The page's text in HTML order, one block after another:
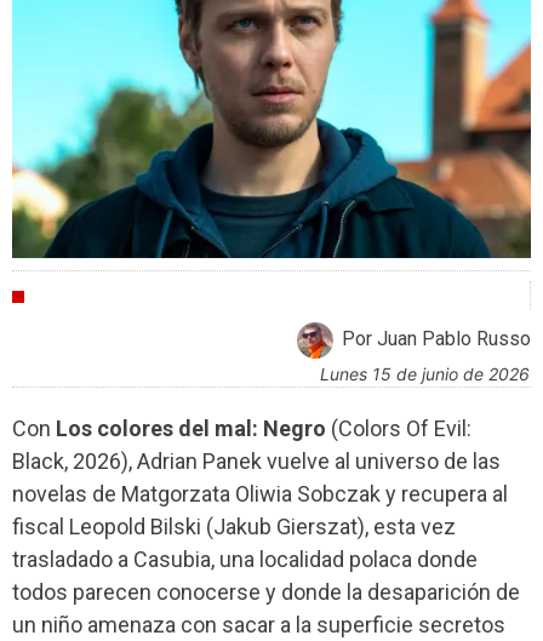
Por Juan Pablo Russo
lunes 15 de junio de 2026
Con Los colores del mal: Negro (Colors Of Evil:
Black, 2026), Adrian Panek vuelve al universo de las
novelas de Matgorzata Oliwia Sobczak y recupera al
fiscal Leopold Bilski (Jakub Gierszat), esta vez
trasladado a Casubia, una localidad polaca donde
todos parecen conocerse y donde la desaparición de
un niño amenaza con sacar a la superficie secretos